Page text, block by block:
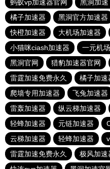
蚂蚁vp加速器官网
黑洞加
橘子加速器
黑洞官方加速器
快橙加速器
大机场加速器
小猫咪ciash加速器
一元机
黑洞官网
猎豹加速器官网
雷霆加速免费永久
橘子加速
爬墙专用加速器
飞兔加速器
雷轰加速器
纵云梯加速器
轻蜂加速器
元链加速器
云梯加速器
轻蜂加速器
雷霆加速免费永久
极风加速